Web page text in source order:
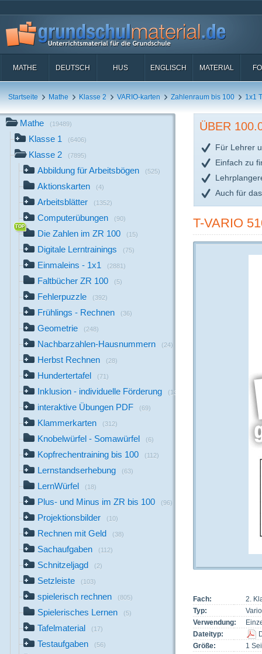
MATHE DEUTSCH HUS ENGLISCH MATERIAL
Startseite Mathe Klasse 2 VARIO-karten Zahlenraum bis 100 1x1
Mathe (19489)
Klasse 1 (6406)
Klasse 2 (7895)
Abbildung für Arbeitsbögen (525)
Aktionskarten (4)
Arbeitsblätter (1352)
Computerübungen (90)
Die Zahlen im ZR 100 (15)
Digitale Lerntrainings (75)
Einmaleins - 1x1 (2881)
Faltbücher ZR 100 (5)
Fehlerpuzzle (392)
Frühlings - Rechnen (36)
Geometrie (248)
Nachbarzahlen-Hausnummern (24)
Herbst Rechnen (28)
Hundertertafel (71)
Inklusion - individuelle Förderung (13)
interaktive Übungen PDF (69)
Klammerkarten (312)
Knobelwürfel - Somawürfel (6)
Kopfrechentraining bis 100 (112)
Lernstandserhebung (63)
LernWürfel (18)
Plus- und Minus im ZR bis 100 (96)
Projektionsbilder (10)
Rechnen mit Geld (38)
Sachaufgaben (112)
Schnitzeljagd (2)
Setzleiste (103)
spielerisch rechnen (805)
Spielerisches Lernen (5)
Tafelmaterial (17)
Testaufgaben (56)
ÜBER
Für Lehrer
Einfach zu
Auch für
T-VARIO
Fach:
2.
Typ:
Verwendung:
Dateityp:
Größe:
1